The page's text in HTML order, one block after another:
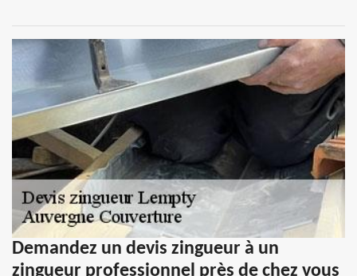
Demandez un devis zingueur à un
zingueur professionnel près de chez vous